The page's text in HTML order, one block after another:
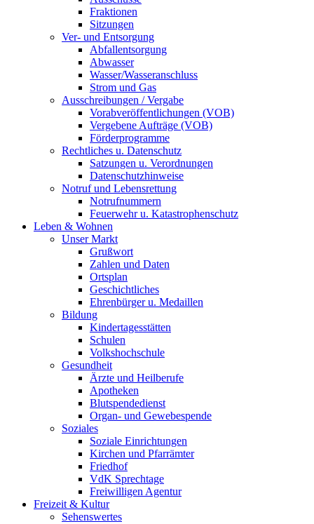
Fraktionen
Sitzungen
Ver- und Entsorgung
Abfallentsorgung
Abwasser
Wasser/Wasseranschluss
Strom und Gas
Ausschreibungen / Vergabe
Vorabveröffentlichungen (VOB)
Vergebene Aufträge (VOB)
Förderprogramme
Rechtliches u. Datenschutz
Satzungen u. Verordnungen
Datenschutzhinweise
Notruf und Lebensrettung
Notrufnummern
Feuerwehr u. Katastrophenschutz
Leben & Wohnen
Unser Markt
Grußwort
Zahlen und Daten
Ortsplan
Geschichtliches
Ehrenbürger u. Medaillen
Bildung
Kindertagesstätten
Schulen
Volkshochschule
Gesundheit
Ärzte und Heilberufe
Apotheken
Blutspendedienst
Organ- und Gewebespende
Soziales
Soziale Einrichtungen
Kirchen und Pfarrämter
Friedhof
VdK Sprechtage
Freiwilligen Agentur
Freizeit & Kultur
Sehenswertes